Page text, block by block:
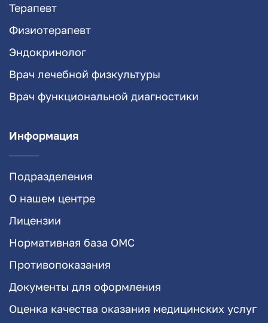
Терапевт
Физиотерапевт
Эндокринолог
Врач лечебной физкультуры
Врач функциональной диагностики
Информация
Подразделения
О нашем центре
Лицензии
Нормативная база ОМС
Противопоказания
Документы для оформления
Оценка качества оказания медицинских услуг